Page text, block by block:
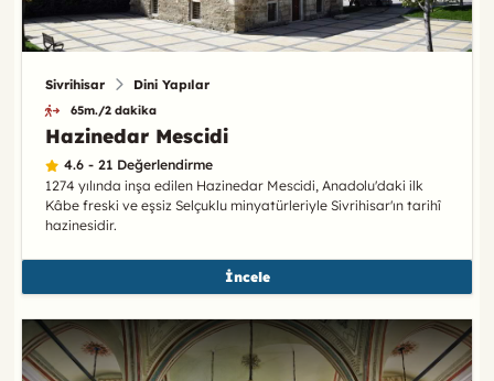
Sivrihisar Dini Yapılar
65m./2 dakika
Hazinedar Mescidi
4.6 - 21 Değerlendirme
1274 yılında inşa edilen Hazinedar Mescidi, Anadolu'daki ilk
Kâbe freski ve eşsiz Selçuklu minyatürleriyle Sivrihisar'ın tarihî
hazinesidir.
İncele